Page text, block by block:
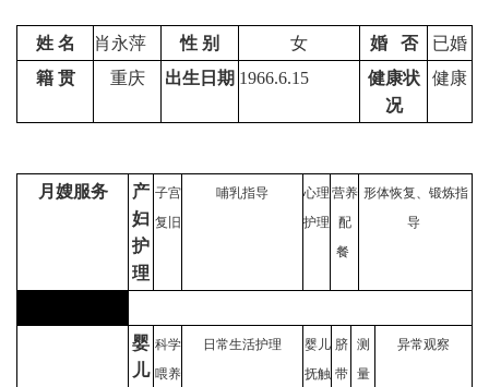
姓 名 肖永萍 性 别 女 婚 否
已婚
籍 贯
重庆 出生日期 1966.6.15
健康状
况
健康
月嫂服务
产
妇
护
理
子宫
复旧
哺乳指导
心理
护理
营养
配
餐
形体恢复、锻炼指
导
婴
儿
科学
喂养
日常生活护理
婴儿
抚触
脐
带
测
量
异常观察